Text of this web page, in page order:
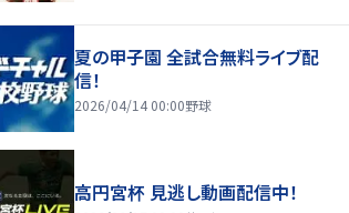
夏の甲子園 全試合無料ライブ配
信！
2026/04/14 00:00野球
高円宮杯 見逃し動画配信中！